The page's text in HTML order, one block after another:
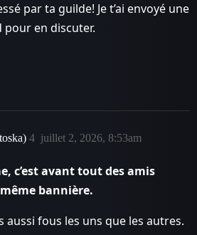
par ta guilde! Je t’ai envoyé une
en discuter.
juillet 2, 2026, 8:53am
4
c’est avant tout des amis
bannière.
fous les uns que les autres.